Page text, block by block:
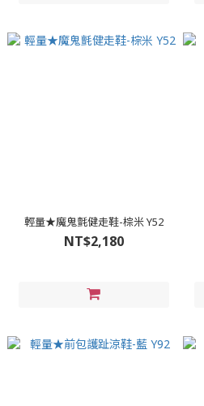
輕量★魔鬼氈健走鞋-棕米 Y52
NT$2,180